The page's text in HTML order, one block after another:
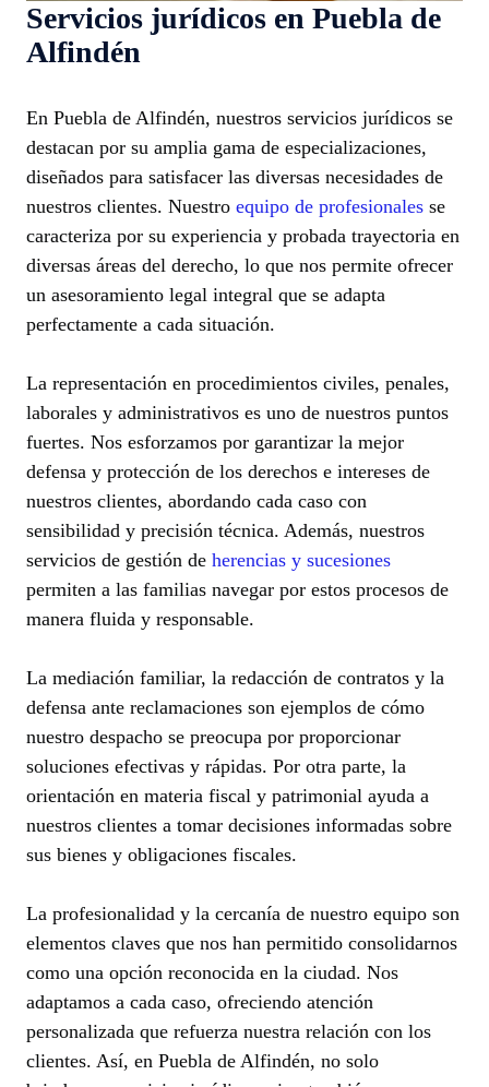
Servicios jurídicos en Puebla de
Alfindén
En Puebla de Alfindén, nuestros servicios jurídicos se
destacan por su amplia gama de especializaciones,
diseñados para satisfacer las diversas necesidades de
nuestros clientes. Nuestro equipo de profesionales se
caracteriza por su experiencia y probada trayectoria en
diversas áreas del derecho, lo que nos permite ofrecer
un asesoramiento legal integral que se adapta
perfectamente a cada situación.
La representación en procedimientos civiles, penales,
laborales y administrativos es uno de nuestros puntos
fuertes. Nos esforzamos por garantizar la mejor
defensa y protección de los derechos e intereses de
nuestros clientes, abordando cada caso con
sensibilidad y precisión técnica. Además, nuestros
servicios de gestión de herencias y sucesiones
permiten a las familias navegar por estos procesos de
manera fluida y responsable.
La mediación familiar, la redacción de contratos y la
defensa ante reclamaciones son ejemplos de cómo
nuestro despacho se preocupa por proporcionar
soluciones efectivas y rápidas. Por otra parte, la
orientación en materia fiscal y patrimonial ayuda a
nuestros clientes a tomar decisiones informadas sobre
sus bienes y obligaciones fiscales.
La profesionalidad y la cercanía de nuestro equipo son
elementos claves que nos han permitido consolidarnos
como una opción reconocida en la ciudad. Nos
adaptamos a cada caso, ofreciendo atención
personalizada que refuerza nuestra relación con los
clientes. Así, en Puebla de Alfindén, no solo